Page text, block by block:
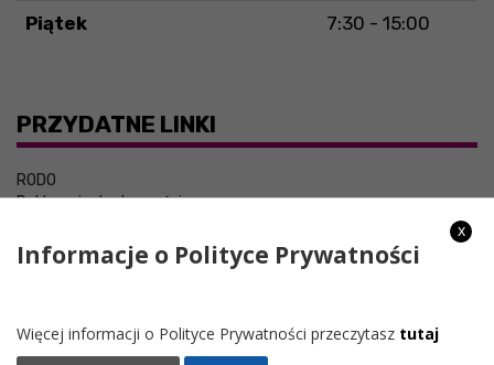
Piątek 7:30 - 15:00
PRZYDATNE LINKI
RODO
Deklaracja dostępności
x
Informacje o Polityce Prywatności
Więcej informacji o Polityce Prywatności przeczytasz tutaj